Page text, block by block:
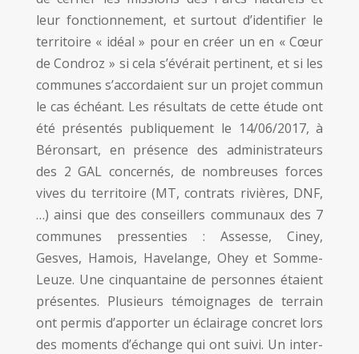
leur fonctionnement, et surtout d’identifier le
territoire « idéal » pour en créer un en « Cœur
de Condroz » si cela s’évérait pertinent, et si les
communes s’accordaient sur un projet commun
le cas échéant. Les résultats de cette étude ont
été présentés publiquement le 14/06/2017, à
Béronsart, en présence des administrateurs
des 2 GAL concernés, de nombreuses forces
vives du territoire (MT, contrats rivières, DNF,
…) ainsi que des conseillers communaux des 7
communes pressenties : Assesse, Ciney,
Gesves, Hamois, Havelange, Ohey et Somme-
Leuze. Une cinquantaine de personnes étaient
présentes. Plusieurs témoignages de terrain
ont permis d’apporter un éclairage concret lors
des moments d’échange qui ont suivi. Un inter-